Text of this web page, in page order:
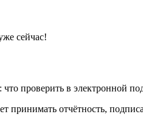
проверить в электронной
принимать отчётность,